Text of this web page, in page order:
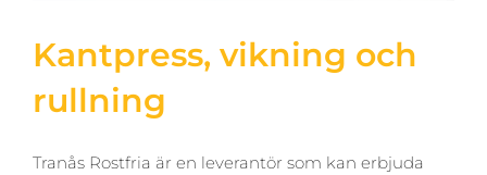
Kantpress, vikning och
rullning
Tranås Rostfria är en leverantör som kan erbjuda